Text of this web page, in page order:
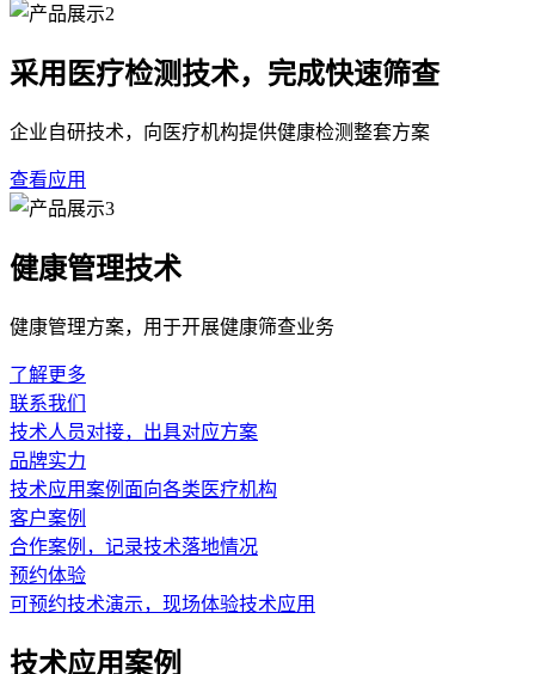
采用医疗检测技术，完成快速筛查
企业自研技术，向医疗机构提供健康检测整套方案
查看应用
健康管理技术
健康管理方案，用于开展健康筛查业务
了解更多
联系我们
技术人员对接，出具对应方案
品牌实力
技术应用案例面向各类医疗机构
客户案例
合作案例，记录技术落地情况
预约体验
可预约技术演示，现场体验技术应用
技术应用案例